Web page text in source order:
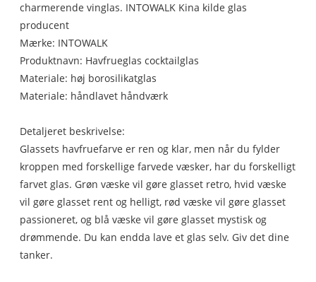
charmerende vinglas. INTOWALK Kina kilde glas
producent
Mærke: INTOWALK
Produktnavn: Havfrueglas cocktailglas
Materiale: høj borosilikatglas
Materiale: håndlavet håndværk
Detaljeret beskrivelse:
Glassets havfruefarve er ren og klar, men når du fylder
kroppen med forskellige farvede væsker, har du forskelligt
farvet glas. Grøn væske vil gøre glasset retro, hvid væske
vil gøre glasset rent og helligt, rød væske vil gøre glasset
passioneret, og blå væske vil gøre glasset mystisk og
drømmende. Du kan endda lave et glas selv. Giv det dine
tanker.